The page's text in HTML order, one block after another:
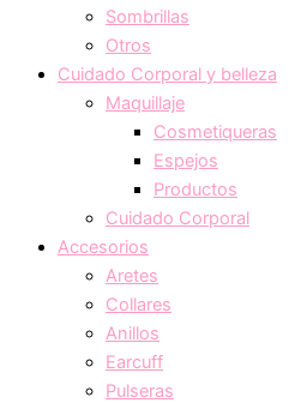
Sombrillas
Otros
Cuidado Corporal y belleza
Maquillaje
Cosmetiqueras
Espejos
Productos
Cuidado Corporal
Accesorios
Aretes
Collares
Anillos
Earcuff
Pulseras